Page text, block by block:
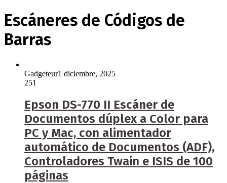
Escáneres de Códigos de
Barras
Gadgeteur1 diciembre, 2025
251
Epson DS-770 II Escáner de
Documentos dúplex a Color para
PC y Mac, con alimentador
automático de Documentos (ADF),
Controladores Twain e ISIS de 100
páginas